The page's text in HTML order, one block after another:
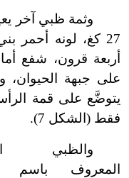
وثمة ظبي آخر
27 كغ، لونه أحمر
أربعة قرون، شفع
على جبهة
يتوضَّع على قمة
فقط (الشكل 7).
والظبي
المعروف باسم